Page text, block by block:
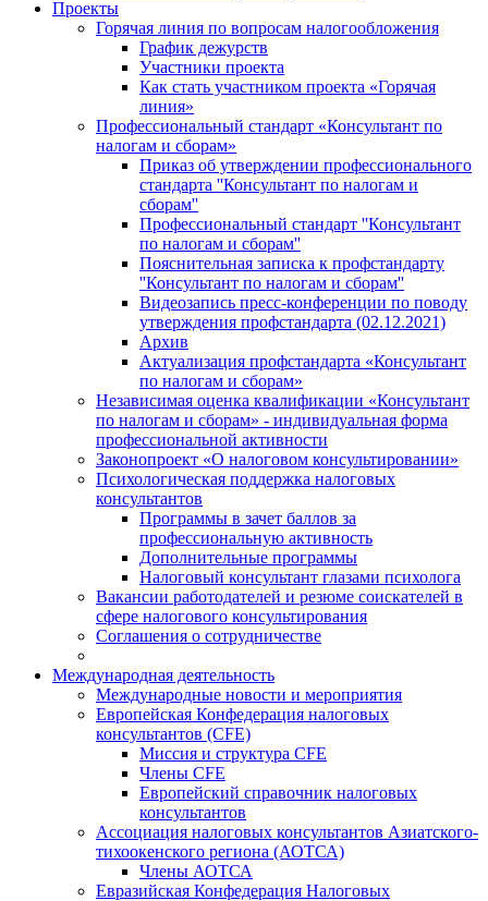
Проекты
Горячая линия по вопросам налогообложения
График дежурств
Участники проекта
Как стать участником проекта «Горячая
линия»
Профессиональный стандарт «Консультант по
налогам и сборам»
Приказ об утверждении профессионального
стандарта ''Консультант по налогам и
сборам''
Профессиональный стандарт ''Консультант
по налогам и сборам''
Пояснительная записка к профстандарту
''Консультант по налогам и сборам''
Видеозапись пресс-конференции по поводу
утверждения профстандарта (02.12.2021)
Архив
Актуализация профстандарта «Консультант
по налогам и сборам»
Независимая оценка квалификации «Консультант
по налогам и сборам» - индивидуальная форма
профессиональной активности
Законопроект «О налоговом консультировании»
Психологическая поддержка налоговых
консультантов
Программы в зачет баллов за
профессиональную активность
Дополнительные программы
Налоговый консультант глазами психолога
Вакансии работодателей и резюме соискателей в
сфере налогового консультирования
Соглашения о сотрудничестве
Международная деятельность
Международные новости и мероприятия
Европейская Конфедерация налоговых
консультантов (CFE)
Миссия и структура CFE
Члены CFE
Европейский справочник налоговых
консультантов
Ассоциация налоговых консультантов Азиатского-
тихоокенского региона (АОТСА)
Члены АОТСА
Евразийская Конфедерация Налоговых